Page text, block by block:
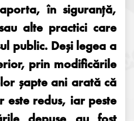
în siguranță,
alte practici care
public. Deși legea a
prin modificările
șapte ani arată că
este redus, iar peste